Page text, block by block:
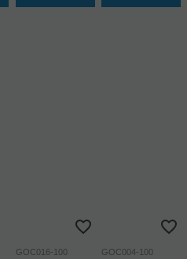
GOC016-100 GOC004-100